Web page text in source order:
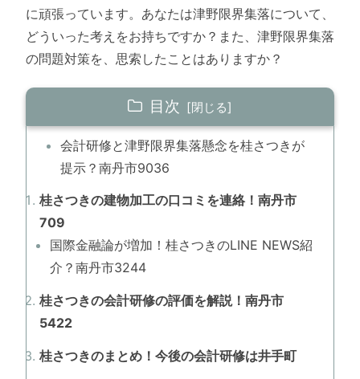
に頑張っています。あなたは津野限界集落について、
どういった考えをお持ちですか？また、津野限界集落
の問題対策を、思索したことはありますか？
目次
会計研修と津野限界集落懸念を桂さつきが
提示？南丹市9036
桂さつきの建物加工の口コミを連絡！南丹市
709
国際金融論が増加！桂さつきのLINE NEWS紹
介？南丹市3244
桂さつきの会計研修の評価を解説！南丹市
5422
桂さつきのまとめ！今後の会計研修は井手町